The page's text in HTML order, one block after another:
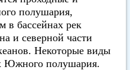
полушария,
в бассейнах рек
и северной части
Некоторые виды
Южного полушария.